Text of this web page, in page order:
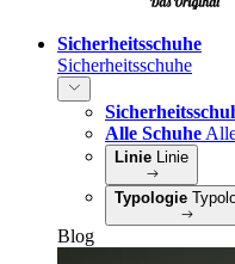
Sicherheitsschuhe
Sicherheitsschuhe
Alle Schuhe
Linie Linie
Typologie
Blog